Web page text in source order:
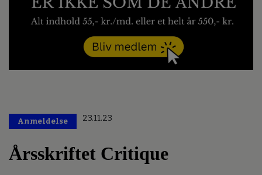
Anmeldelse 23.11.23
Årsskriftet Critique